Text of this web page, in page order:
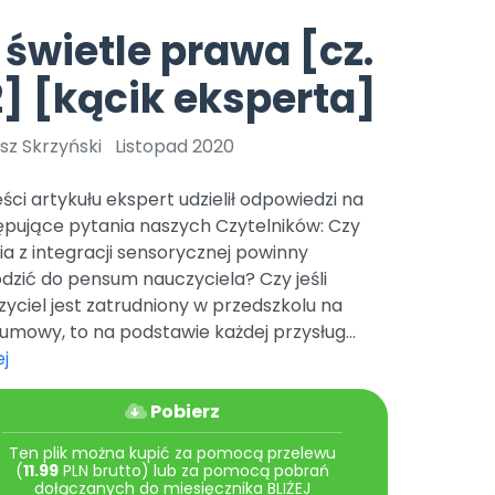
Archiwalne numery
Pomoc
Nowości
Promocje
czerwca 2024 r. uzyskała
r. Nr decyzji:
Online.
Bliżej Pieska
Pomoc zwierzętom
Książka (dla) Przedszkolaka
Promowanie czytelnictwa
TikTok
Zobacz nas na TikToku
YouTube
świetle prawa [cz.
[kącik eksperta]
Skrzyński Listopad 2020
artykułu ekspert udzielił odpowiedzi na
pytania naszych Czytelników: Czy
z integracji sensorycznej powinny
do pensum nauczyciela? Czy jeśli
jest zatrudniony w przedszkolu na
to na podstawie każdej przysług...
Pobierz
Ten plik można kupić za pomocą przelewu
(11.99 PLN brutto) lub za pomocą pobrań
dołączanych do miesięcznika BLIŻEJ